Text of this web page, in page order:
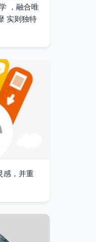
，融合唯
实则独特
感，并重